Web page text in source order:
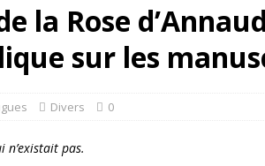
retrouver?
Dossiers cliniques de l’IGLI :
un livre
DOSSIERS CLINIQUES DE L'IGLI
la Rose
sur les
Divers 0
pas.